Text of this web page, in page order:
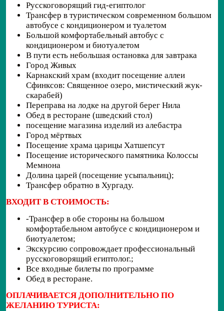
Русскоговорящий гид-египтолог
Трансфер в туристическом современном большом
автобусе с кондиционером и туалетом
Большой комфортабельный автобус с
кондиционером и биотуалетом
В пути есть небольшая остановка для завтрака
Город Живых
Карнакский храм (входит посещение аллеи
Сфинксов: Священное озеро, мистический жук-
скарабей)
Переправа на лодке на другой берег Нила
Обед в ресторане (шведский стол)
посещение магазина изделий из алебастра
Город мёртвых
Посещение храма царицы Хатшепсут
Посещение исторического памятника Колоссы
Мемнона
Долина царей (посещение усыпальниц);
Трансфер обратно в Хургаду.
ВХОДИТ В СТОИМОСТЬ:
-Трансфер в обе стороны на большом
комфортабельном автобусе с кондиционером и
биотуалетом;
Экскурсию сопровождает профессиональный
русскоговорящий египтолог.;
Все входные билеты по программе
Обед в ресторане.
ОПЛАЧИВАЕТСЯ ДОПОЛНИТЕЛЬНО ПО
ЖЕЛАНИЮ ТУРИСТА: